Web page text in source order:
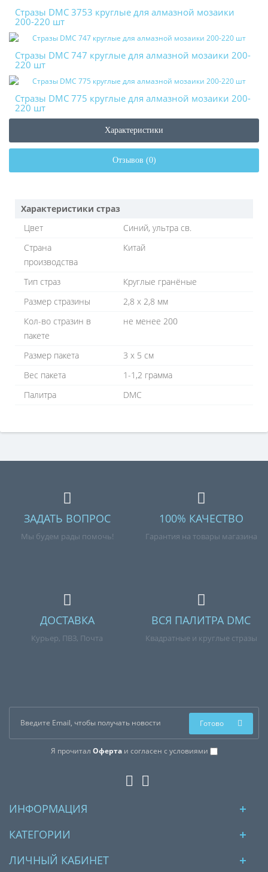
Стразы DMC 3753 круглые для алмазной мозаики
200-220 шт
Стразы DMC 747 круглые для алмазной мозаики 200-
220 шт
Стразы DMC 775 круглые для алмазной мозаики 200-
220 шт
Характеристики
Отзывов (0)
Характеристики страз
Цвет
Синий, ультра св.
Страна
производства
Китай
Тип страз
Круглые гранёные
Размер стразины
2,8 х 2,8 мм
Кол-во стразин в
пакете
не менее 200
Размер пакета
3 х 5 см
Вес пакета
1-1,2 грамма
Палитра
DMC
ЗАДАТЬ ВОПРОС
Мы будем рады помочь!
100% КАЧЕСТВО
Гарантия на товары магазина
ДОСТАВКА
Курьер, ПВЗ, Почта
ВСЯ ПАЛИТРА DMC
Квадратные и круглые стразы
Я прочитал Офертаи согласен с условиями
Готово
ИНФОРМАЦИЯ
КАТЕГОРИИ
ЛИЧНЫЙ КАБИНЕТ